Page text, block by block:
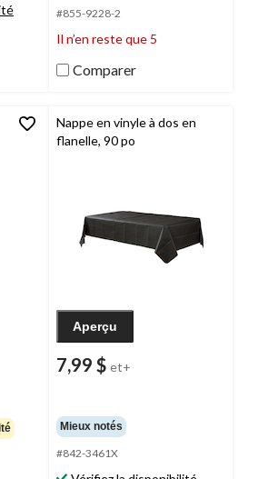
#855-9228-2
Il n’en reste que 5
Comparer
Nappe en vinyle à dos en
flanelle, 90 po
Aperçu
7,99 $ et+
Mieux notés
#842-3461X